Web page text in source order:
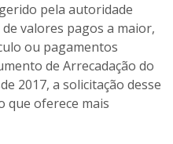
pela autoridade
valores pagos a maior,
ou pagamentos
de Arrecadação do
2017, a solicitação desse
que oferece mais